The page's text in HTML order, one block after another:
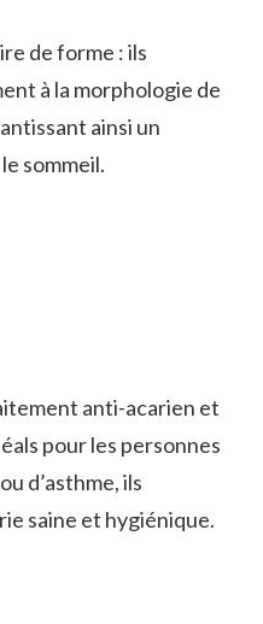
de forme : ils
à la morphologie de
ainsi un
sommeil.
anti-acarien et
pour les personnes
d’asthme, ils
saine et hygiénique.